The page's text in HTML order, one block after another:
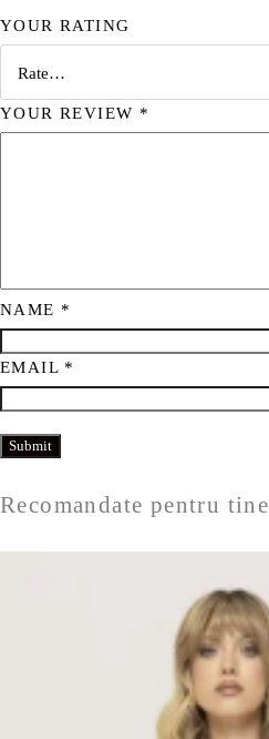
YOUR RATING
YOUR REVIEW *
NAME *
EMAIL *
Recomandate pentru tine